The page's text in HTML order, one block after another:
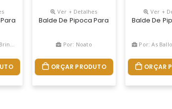
Cores!
Sem Limite De Cores
Personalizar A Logomarca Em Silkscreen Em
Ver + Detalhes
Balde De Pipoca Para Personalizar A
Por: Noato
ORÇAR PRODUTO
Ver +
Balde De
Por: As Balloon
ORÇAR